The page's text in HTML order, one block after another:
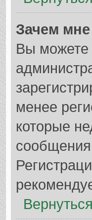
Зачем
Вы можете
менее
которые